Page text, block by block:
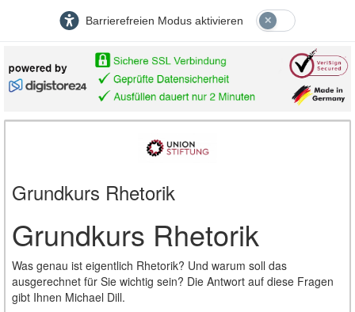
Barrierefreien Modus aktivieren
Grundkurs Rhetorik
Grundkurs Rhetorik
Was genau ist eigentlich Rhetorik? Und warum soll das
ausgerechnet für Sie wichtig sein? Die Antwort auf diese Fragen
gibt Ihnen Michael Dill.